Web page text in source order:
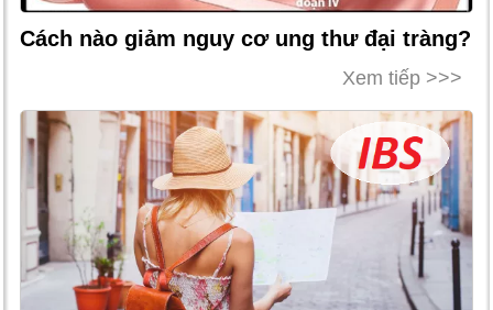
Cách nào giảm nguy cơ ung thư đại tràng?
Xem tiếp >>>